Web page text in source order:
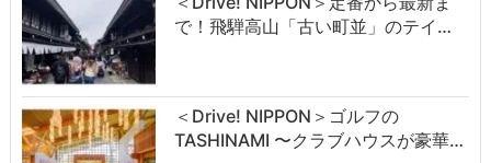
で！飛騨高山「古い町並」のテイ…
＜Drive! NIPPON＞ゴルフの
TASHINAMI 〜クラブハウスが豪華…